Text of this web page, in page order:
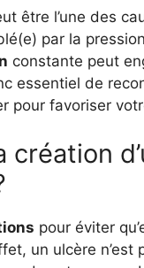
être l’une des
par la
constante peut
essentiel de
pour favoriser
pour éviter
un ulcère n’est